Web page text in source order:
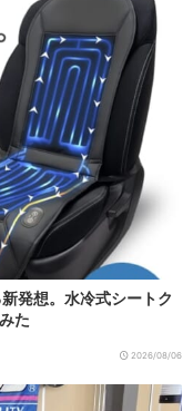
発想。水冷式シートク
た
2026/08/06